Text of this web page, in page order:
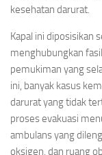
kesehatan darurat.
Kapal ini diposisikan
menghubungkan
pemukiman yang
ini, banyak kasus
darurat yang tidak
proses evakuasi
ambulans yang
oksigen, dan ruang